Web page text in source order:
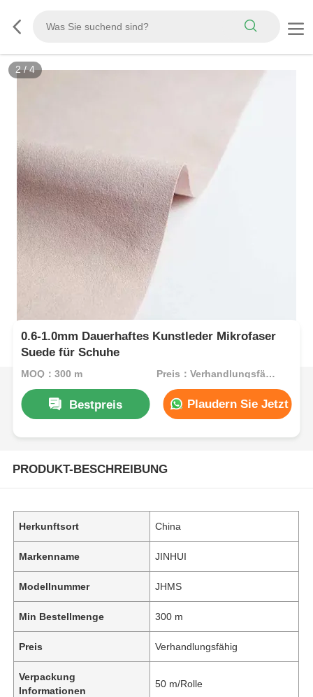
3/4
0.6-1.0mm Dauerhaftes Kunstleder Mikrofaser
Suede für Schuhe
MOQ：300 m Preis：Verhandlungsfähig
Bestpreis Plaudern Sie Jetzt
PRODUKT-BESCHREIBUNG
Herkunftsort China
Markenname JINHUI
Modellnummer JHMS
Min Bestellmenge 300 m
Preis Verhandlungsfähig
Verpackung
Informationen
50 m/Rolle